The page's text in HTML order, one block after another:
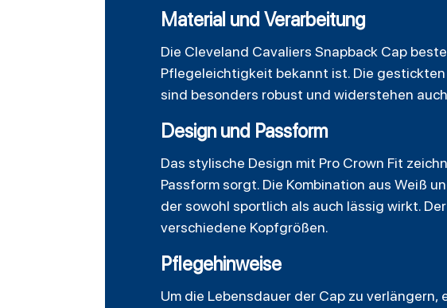
Material und Verarbeitung
Die Cleveland Cavaliers Snapback Cap
Pflegeleichtigkeit bekannt ist. Die
sind besonders robust und widerstehen
Design und Passform
Das stylische Design mit Pro Crown Fit
Passform sorgt. Die Kombination aus Weiß
der sowohl sportlich als auch lässig wirkt.
verschiedene Kopfgrößen.
Pflegehinweise
Um die Lebensdauer der Cap zu verlängern,